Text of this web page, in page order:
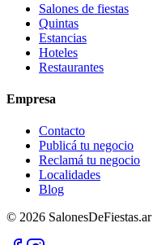
Salones de fiestas
Quintas
Estancias
Hoteles
Restaurantes
Empresa
Contacto
Publicá tu negocio
Reclamá tu negocio
Localidades
Blog
© 2026 SalonesDeFiestas.ar